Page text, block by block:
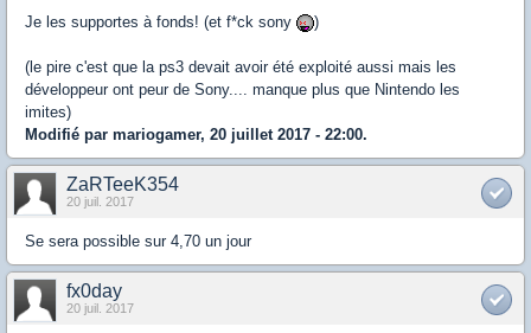
Je les supportes à fonds! (et f*ck sony )
(le pire c'est que la ps3 devait avoir été exploité aussi mais les
développeur ont peur de Sony.... manque plus que Nintendo les
imites)
Modifié par mariogamer, 20 juillet 2017 - 22:00.
ZaRTeeK354
20 juil. 2017
Se sera possible sur 4,70 un jour
fx0day
20 juil. 2017